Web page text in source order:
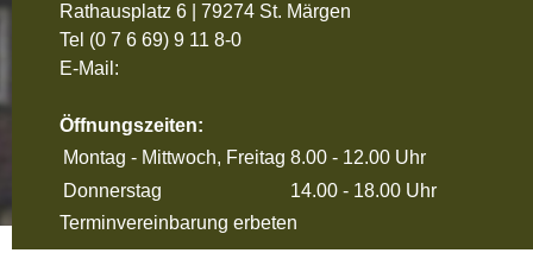
Rathausplatz 6 | 79274 St. Märgen
Tel (0 7 6 69) 9 11 8-0
E-Mail:
Öffnungszeiten:
Montag - Mittwoch, Freitag 8.00 - 12.00 Uhr
Donnerstag
14.00 - 18.00 Uhr
Terminvereinbarung erbeten